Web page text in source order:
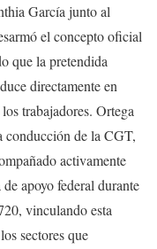
García junto al
el concepto oficial
que la pretendida
directamente en
trabajadores. Ortega
conducción de la CGT,
activamente
apoyo federal durante
vinculando esta
sectores que